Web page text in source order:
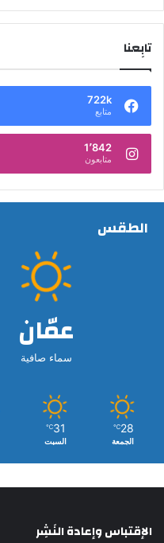
تابِعنا
722k
متابع
1٬842
متابعون
الطقس
عمّان
سماء صافية
28
℃
الجمعة
31
℃
السبت
الإقتباس وإعادة النَشِر